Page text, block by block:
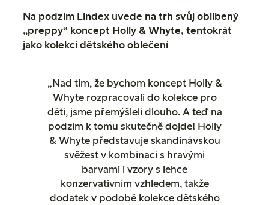
Na podzim Lindex uvede na trh svůj oblíbený
„preppy“ koncept Holly & Whyte, tentokrát
jako kolekci dětského oblečení
„Nad tím, že bychom koncept Holly &
Whyte rozpracovali do kolekce pro
děti, jsme přemýšleli dlouho. A teď na
podzim k tomu skutečně dojde! Holly
& Whyte představuje skandinávskou
svěžest v kombinaci s hravými
barvami i vzory s lehce
konzervativním vzhledem, takže
dodatek v podobě kolekce dětského